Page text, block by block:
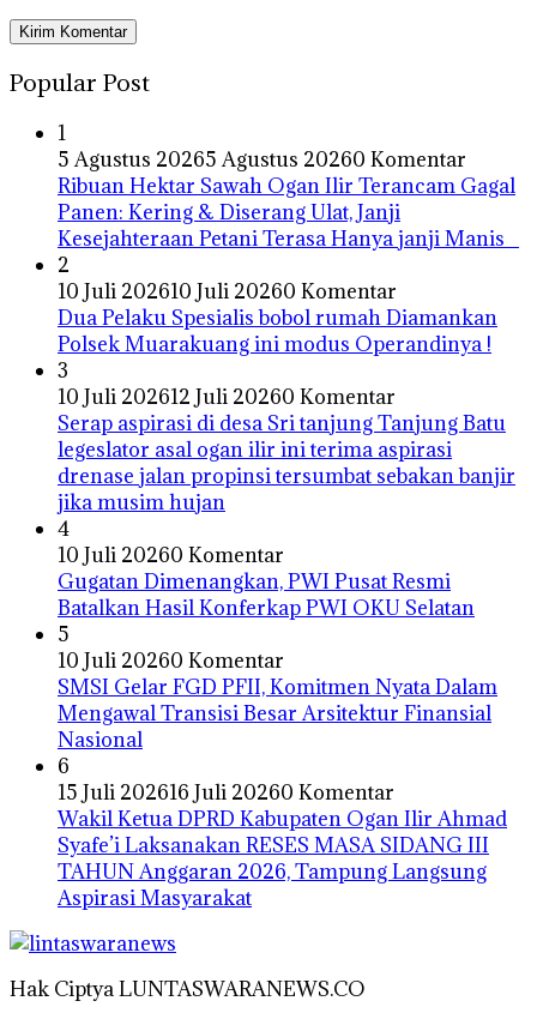
Popular Post
1
5 Agustus 20265 Agustus 20260 Komentar
Ribuan Hektar Sawah Ogan Ilir Terancam Gagal
Panen: Kering & Diserang Ulat, Janji
Kesejahteraan Petani Terasa Hanya janji Manis
2
10 Juli 202610 Juli 20260 Komentar
Dua Pelaku Spesialis bobol rumah Diamankan
Polsek Muarakuang ini modus Operandinya !
3
10 Juli 202612 Juli 20260 Komentar
Serap aspirasi di desa Sri tanjung Tanjung Batu
legeslator asal ogan ilir ini terima aspirasi
drenase jalan propinsi tersumbat sebakan banjir
jika musim hujan
4
10 Juli 20260 Komentar
Gugatan Dimenangkan, PWI Pusat Resmi
Batalkan Hasil Konferkap PWI OKU Selatan
5
10 Juli 20260 Komentar
SMSI Gelar FGD PFII, Komitmen Nyata Dalam
Mengawal Transisi Besar Arsitektur Finansial
Nasional
6
15 Juli 202616 Juli 20260 Komentar
Wakil Ketua DPRD Kabupaten Ogan Ilir Ahmad
Syafe’i Laksanakan RESES MASA SIDANG III
TAHUN Anggaran 2026, Tampung Langsung
Aspirasi Masyarakat
Hak Ciptya LUNTASWARANEWS.CO